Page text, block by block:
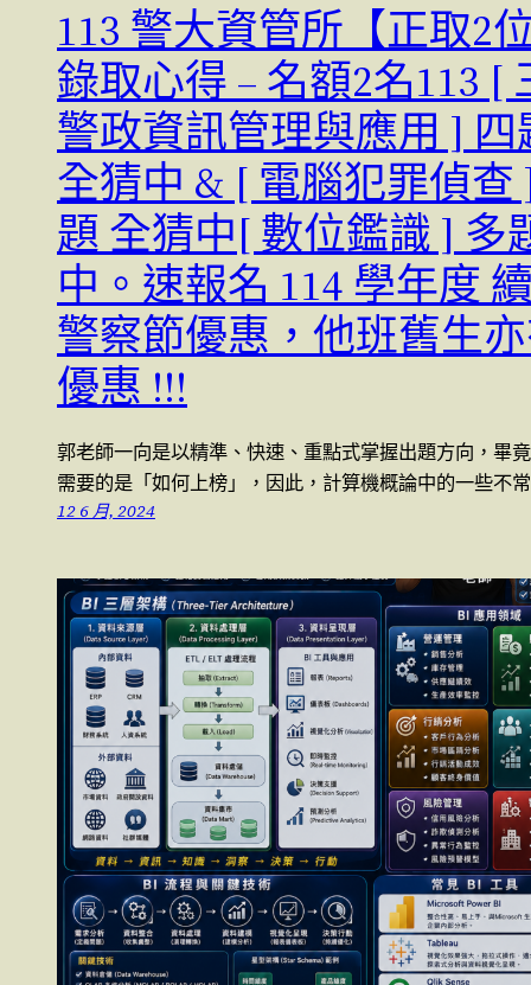
113 警大資管所【正取2
錄取心得 – 名額2名113 [
警政資訊管理與應用 ] 四
全猜中 & [ 電腦犯罪偵查
題 全猜中[ 數位鑑識 ] 多
中。速報名 114 學年度
警察節優惠，他班舊生
優惠 !!!
郭老師一向是以精準、快速、重點式掌握出題方向，畢
需要的是「如何上榜」，因此，計算機概論中的一些不
12 6 月, 2024